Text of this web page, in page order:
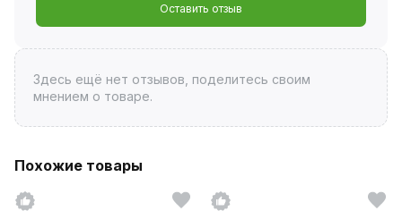
Оставить отзыв
Здесь ещё нет отзывов, поделитесь своим
мнением о товаре.
Похожие товары